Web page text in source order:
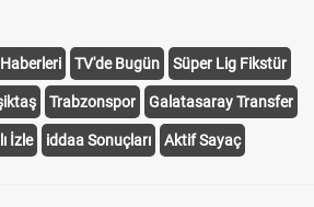
TV'de Bugün Süper Lig Fikstür
Trabzonspor Galatasaray Transfer
İzle iddaa Sonuçları Aktif Sayaç